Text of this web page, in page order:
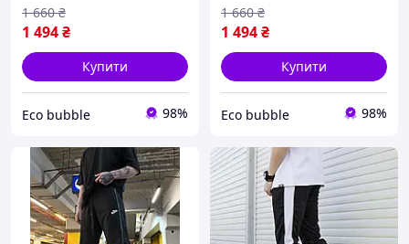
1 494₴
1 660 ₴
Купити
Eco bubble 98%
1 494₴
1 660 ₴
Купити
Eco bubble 98%